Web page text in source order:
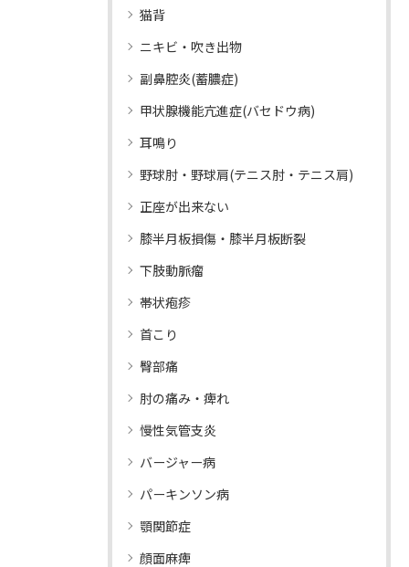
猫背
ニキビ・吹き出物
副鼻腔炎(蓄膿症)
甲状腺機能亢進症(バセドウ病)
耳鳴り
野球肘・野球肩(テニス肘・テニス肩)
正座が出来ない
膝半月板損傷・膝半月板断裂
下肢動脈瘤
帯状疱疹
首こり
臀部痛
肘の痛み・痺れ
慢性気管支炎
バージャー病
パーキンソン病
顎関節症
顔面麻痺